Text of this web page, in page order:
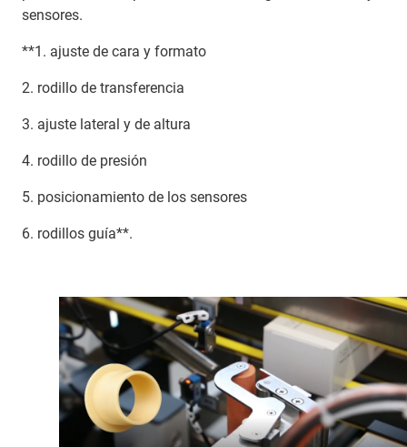
sensores.
**1. ajuste de cara y formato
2. rodillo de transferencia
3. ajuste lateral y de altura
4. rodillo de presión
5. posicionamiento de los sensores
6. rodillos guía**.